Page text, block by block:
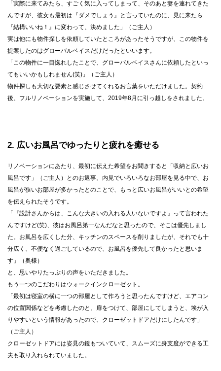
「実際に来てみたら、すごく気に入ってしまって、そのあと妻を連れてきた
んですが、彼女も最初は『ダメでしょう』と言っていたのに、見に来たら
『結構いいね！』に変わって、決めました」（ご主人）
実は他にも物件探しを依頼していたところがあったそうですが、この物件を
提案したのはグローバルベイスだけだったといいます。
「この物件に一目惚れしたことで、グローバルベイスさんに依頼したといっ
てもいいかもしれません(笑)」（ご主人）
物件探しも大切な要素と感じさせてくれるお言葉をいただけました。契約
後、フルリノベーションを実施して、2019年8月に引っ越しをされました。
2 広いお風呂でゆったりと疲れを癒せる
リノベーションにあたり、最初に伝えた希望をお聞きすると「収納と広いお
風呂です」（ご主人）とのお返事。内見でいろいろなお部屋を見る中で、お
風呂が狭いお部屋が多かったとのことで、もっと広いお風呂がいいとの希望
を伝えられたそうです。
「『設計さんからは、こんな大きいの入れる人いないですよ』って言われた
んですけど(笑)、彼はお風呂第一なんだなと思ったので、そこは優先しまし
た。お風呂を広くした分、キッチンのスペースを削りましたが、それでも十
分広く、不便なく過ごしているので、お風呂を優先して良かったと思いま
す」（奥様）
と、思いやりたっぷりの声をいただきました。
もう一つのこだわりはウォークインクローゼット。
「最初は寝室の横に一つの部屋として作ろうと思ったんですけど、エアコン
の位置関係などを考慮したのと、扉をつけて、部屋にしてしまうと、埃が入
りやすいという情報があったので、クローゼットドアだけにしたんです」
（ご主人）
クローゼットドアには姿見の鏡もついていて、スムーズに身支度ができる工
夫も取り入れられていました。